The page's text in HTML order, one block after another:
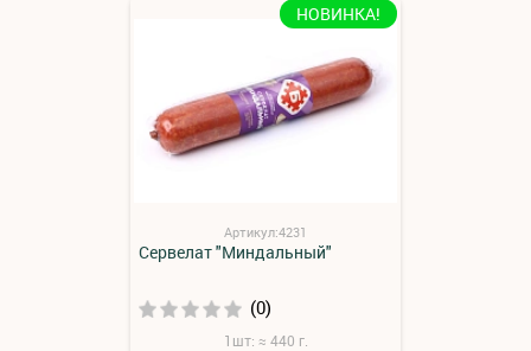
НОВИНКА!
Артикул:4231
Сервелат "Миндальный"
(0)
1шт: ≈ 440 г.